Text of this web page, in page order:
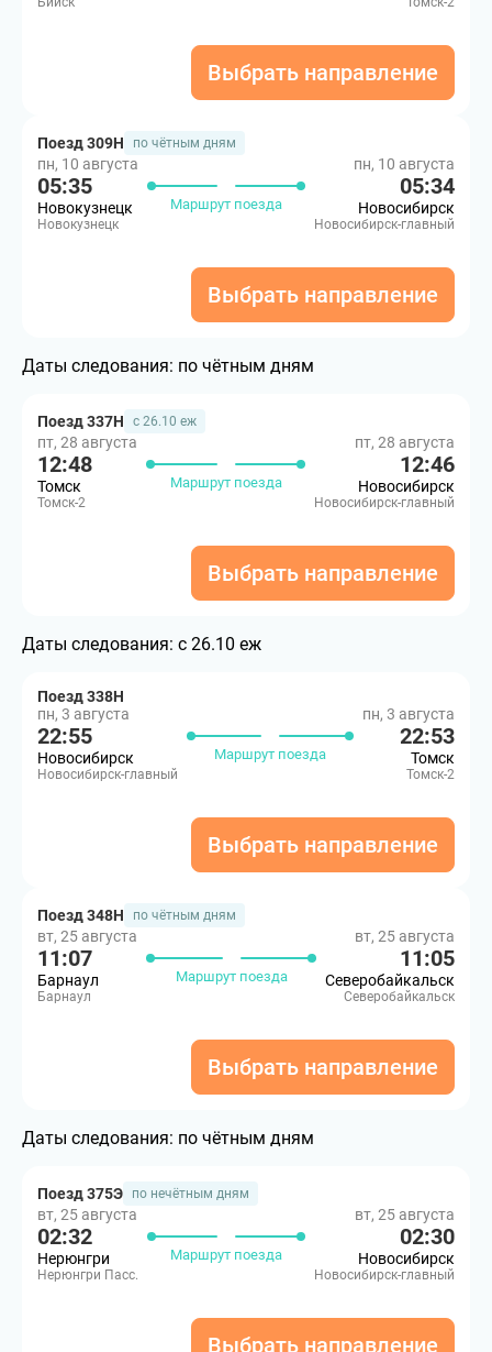
Выбрать направление
Поезд 309Н по чётным дням
пн, 10 августа
05:35
Новокузнецк
Новокузнецк
Маршрут поезда
пн, 10 августа
05:34
Новосибирск
Новосибирск-главный
Выбрать направление
Даты следования: по чётным дням
Поезд 337Н с 26.10 еж
пт, 28 августа
12:48
Томск
Томск-2
Маршрут поезда
пт, 28 августа
12:46
Новосибирск
Новосибирск-главный
Выбрать направление
Даты следования: с 26.10 еж
Поезд 338Н
пн, 3 августа
22:55
Новосибирск
Новосибирск-главный
Маршрут поезда
пн, 3 августа
22:53
Томск
Томск-2
Выбрать направление
Поезд 348Н по чётным дням
вт, 25 августа
11:07
Барнаул
Барнаул
Маршрут поезда
вт, 25 августа
11:05
Северобайкальск
Северобайкальск
Выбрать направление
Даты следования: по чётным дням
Поезд 375Э по нечётным дням
вт, 25 августа
02:32
Нерюнгри
Нерюнгри Пасс.
Маршрут поезда
вт, 25 августа
02:30
Новосибирск
Новосибирск-главный
Выбрать направление